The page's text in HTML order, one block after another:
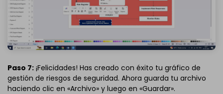
Paso 7: ¡Felicidades! Has creado con éxito tu gráfico de
gestión de riesgos de seguridad. Ahora guarda tu archivo
haciendo clic en «Archivo» y luego en «Guardar».